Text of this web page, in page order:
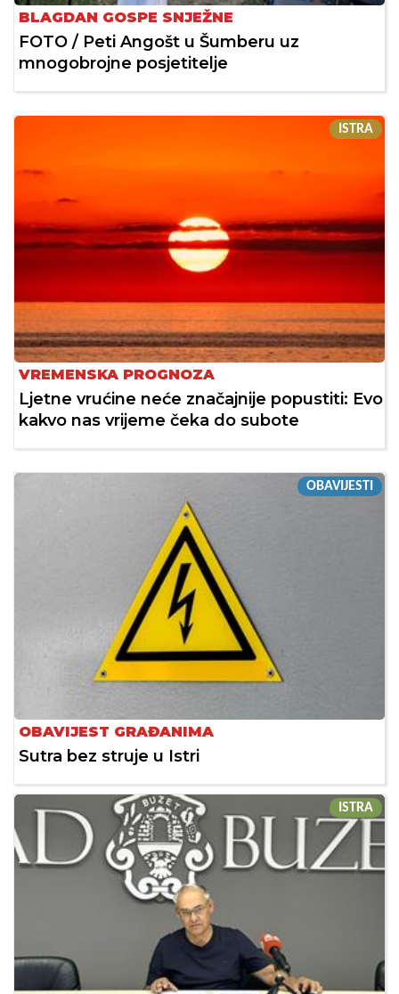
BLAGDAN GOSPE SNJEŽNE
FOTO / Peti Angošt u Šumberu uz
mnogobrojne posjetitelje
ISTRA
VREMENSKA PROGNOZA
Ljetne vrućine neće značajnije popustiti: Evo
kakvo nas vrijeme čeka do subote
OBAVIJESTI
OBAVIJEST GRAĐANIMA
Sutra bez struje u Istri
ISTRA